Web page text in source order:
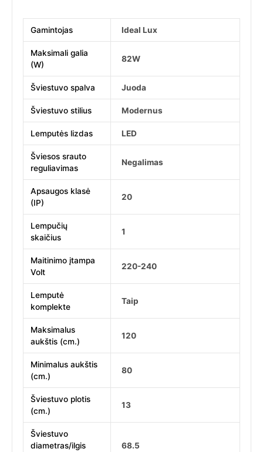
Gamintojas Ideal Lux
Maksimali galia
(W)
82W
Šviestuvo spalva Juoda
Šviestuvo stilius Modernus
Lemputės lizdas LED
Šviesos srauto
reguliavimas
Negalimas
Apsaugos klasė
(IP)
20
Lempučių
skaičius
1
Maitinimo įtampa
Volt
220-240
Lemputė
komplekte
Taip
Maksimalus
aukštis (cm.)
120
Minimalus aukštis
(cm.)
80
Šviestuvo plotis
(cm.)
13
Šviestuvo
diametras/ilgis
68.5